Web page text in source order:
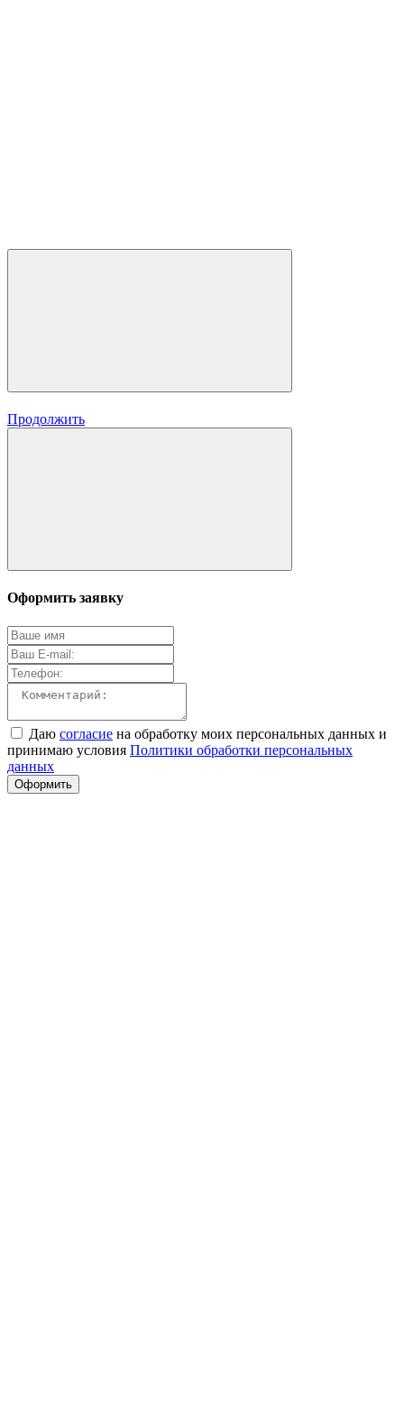
Продолжить
Оформить заявку
Даю согласие на обработку моих персональных данных и
принимаю условия Политики обработки персональных
данных
Оформить